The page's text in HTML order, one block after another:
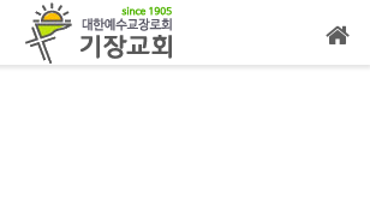
Dropdown